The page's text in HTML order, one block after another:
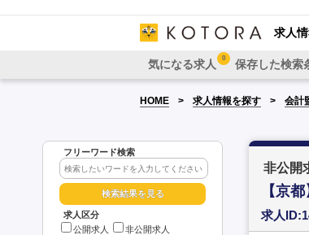
求人
気になる求人 0 保存した検索
HOME 求人情報を探す 会計
フリーワード検索
求人区分
公開求人
非公開求人
非公開
【京
求人